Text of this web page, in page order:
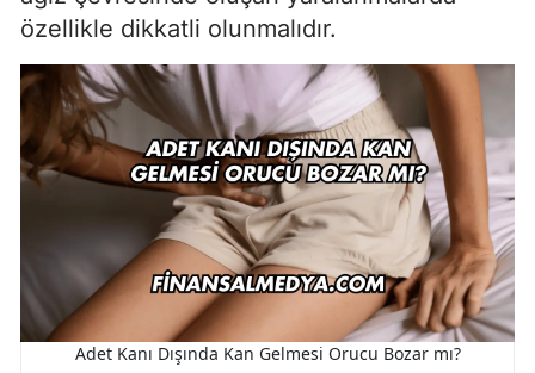
özellikle dikkatli olunmalıdır.
Adet Kanı Dışında Kan Gelmesi Orucu Bozar mı?